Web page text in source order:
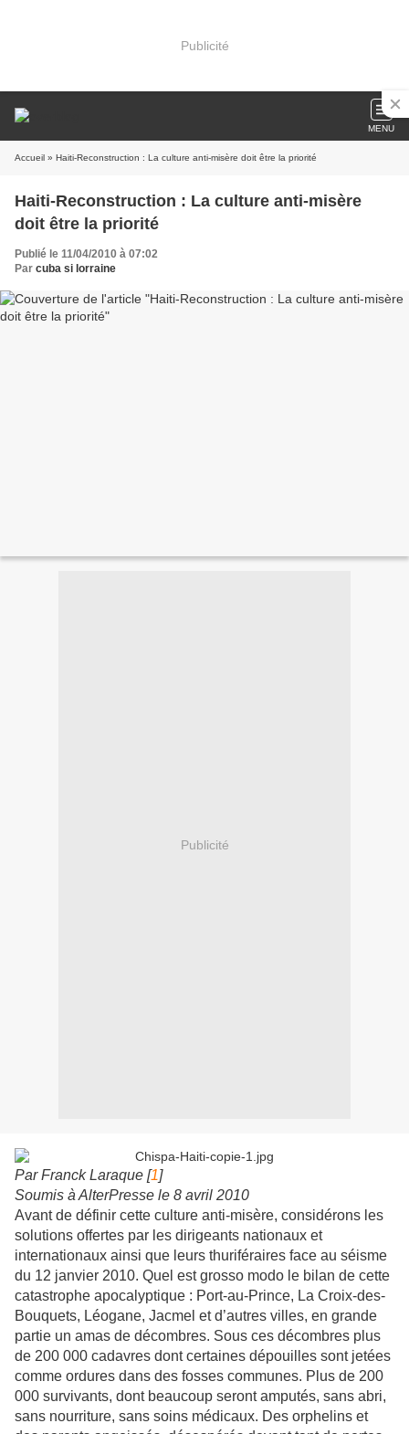
Publicité
MENU
Accueil » Haiti-Reconstruction : La culture anti-misère doit être la priorité
Haiti-Reconstruction : La culture anti-misère
doit être la priorité
Publié le 11/04/2010 à 07:02
Par cuba si lorraine
Publicité
Par Franck Laraque [1]
Soumis à AlterPresse le 8 avril 2010
Avant de définir cette culture anti-misère, considérons les
solutions offertes par les dirigeants nationaux et
internationaux ainsi que leurs thuriféraires face au séisme
du 12 janvier 2010. Quel est grosso modo le bilan de cette
catastrophe apocalyptique : Port-au-Prince, La Croix-des-
Bouquets, Léogane, Jacmel et d’autres villes, en grande
partie un amas de décombres. Sous ces décombres plus
de 200 000 cadavres dont certaines dépouilles sont jetées
comme ordures dans des fosses communes. Plus de 200
000 survivants, dont beaucoup seront amputés, sans abri,
sans nourriture, sans soins médicaux. Des orphelins et